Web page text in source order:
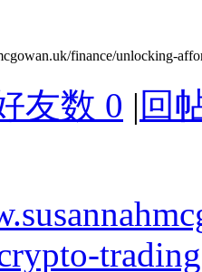
finance/unlocking-
友数 0 | 回